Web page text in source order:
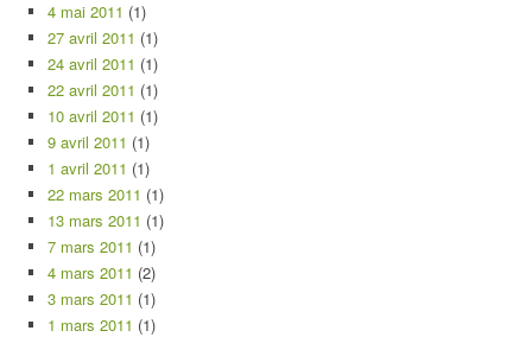
4 mai 2011 (1)
27 avril 2011 (1)
24 avril 2011 (1)
22 avril 2011 (1)
10 avril 2011 (1)
9 avril 2011 (1)
1 avril 2011 (1)
22 mars 2011 (1)
13 mars 2011 (1)
7 mars 2011 (1)
4 mars 2011 (2)
3 mars 2011 (1)
1 mars 2011 (1)